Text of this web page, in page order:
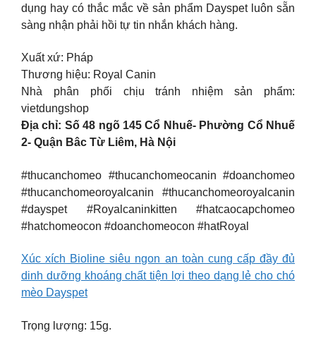
dụng hay có thắc mắc về sản phẩm Dayspet luôn sẵn
sàng nhận phải hồi tự tin nhắn khách hàng.
Xuất xứ: Pháp
Thương hiệu: Royal Canin
Nhà phân phối chịu tránh nhiệm sản phẩm:
vietdungshop
Địa chỉ: Số 48 ngõ 145 Cổ Nhuế- Phường Cổ Nhuế
2- Quận Bâc Từ Liêm, Hà Nội
#thucanchomeo #thucanchomeocanin #doanchomeo
#thucanchomeoroyalcanin #thucanchomeoroyalcanin
#dayspet #Royalcaninkitten #hatcaocapchomeo
#hatchomeocon #doanchomeocon #hatRoyal
Xúc xích Bioline siêu ngon an toàn cung cấp đầy đủ
dinh dưỡng khoáng chất tiện lợi theo dạng lẻ cho chó
mèo Dayspet
Trọng lượng: 15g.